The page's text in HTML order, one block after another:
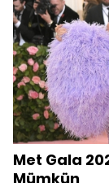
Met Gala
Mümkün